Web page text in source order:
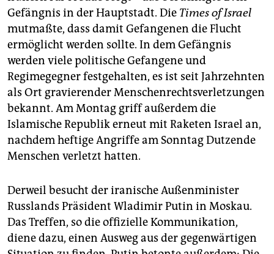
Gefängnis in der Hauptstadt. Die Times of Israel
mutmaßte, dass damit Gefangenen die Flucht
ermöglicht werden sollte. In dem Gefängnis
werden viele politische Gefangene und
Regimegegner festgehalten, es ist seit Jahrzehnten
als Ort gravierender Menschenrechtsverletzungen
bekannt. Am Montag griff außerdem die
Islamische Republik erneut mit Raketen Israel an,
nachdem heftige Angriffe am Sonntag Dutzende
Menschen verletzt hatten.
Derweil besucht der iranische Außenminister
Russlands Präsident Wladimir Putin in Moskau.
Das Treffen, so die offizielle Kommunikation,
diene dazu, einen Ausweg aus der gegenwärtigen